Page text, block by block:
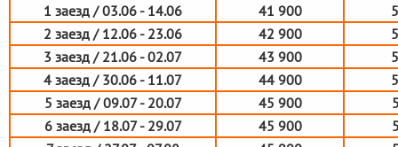
1 заезд / 03.06 - 14.06
41 900
2 заезд / 12.06 - 23.06
42 900
3 заезд / 21.06 - 02.07
43 900
4 заезд / 30.06 - 11.07
44 900
5 заезд / 09.07 - 20.07
45 900
6 заезд / 18.07 - 29.07
45 900